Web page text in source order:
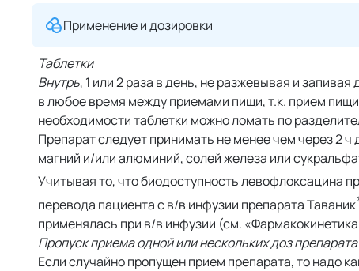
Применение и дозировки
Таблетки
Внутрь, 1 или 2 раза в день, не разжевывая и
в любое время между приемами пищи, т.к. прием
необходимости таблетки можно ломать по
Препарат следует принимать не менее чем через 2
магний и/или алюминий, солей железа или
Учитывая то, что биодоступность левофлоксацина
перевода пациента с в/в инфузии препарата Таваник
применялась при в/в инфузии (см.
Пропуск приема одной или нескольких доз препарата
Если случайно пропущен прием препарата, то надо